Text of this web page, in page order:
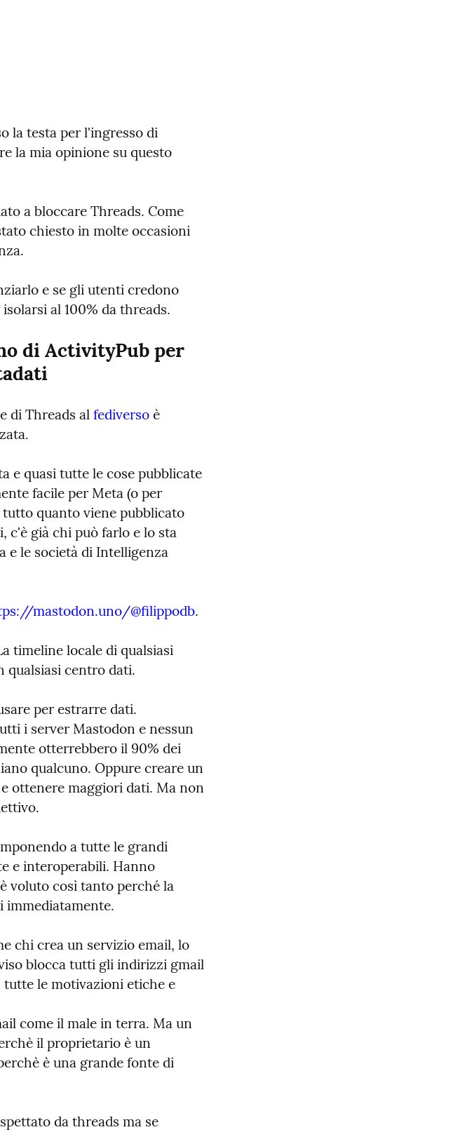
la testa per l'ingresso di
la mia opinione su questo
a bloccare Threads. Come
chiesto in molte occasioni
e se gli utenti credono
al 100% da threads.
di ActivityPub per
di Threads al fediverso è
e quasi tutte le cose pubblicate
facile per Meta (o per
quanto viene pubblicato
c'è già chi può farlo e lo sta
le società di Intelligenza
mastodon.uno/@filippodb.
timeline locale di qualsiasi
qualsiasi centro dati.
per estrarre dati.
i server Mastodon e nessun
otterrebbero il 90% dei
qualcuno. Oppure creare un
ottenere maggiori dati. Ma non
a tutte le grandi
e interoperabili. Hanno
voluto così tanto perché la
immediatamente.
chi crea un servizio email, lo
blocca tutti gli indirizzi gmail
tutte le motivazioni etiche e
come il male in terra. Ma un
il proprietario è un
è una grande fonte di
da threads ma se